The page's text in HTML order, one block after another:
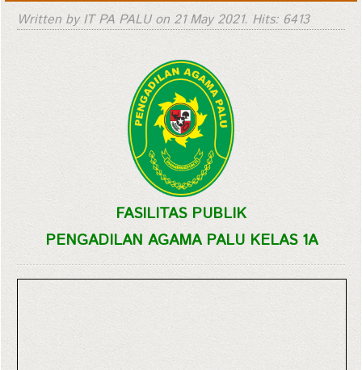
Written by IT PA PALU on 21 May 2021. Hits: 6413
FASILITAS PUBLIK
PENGADILAN AGAMA PALU KELAS 1A